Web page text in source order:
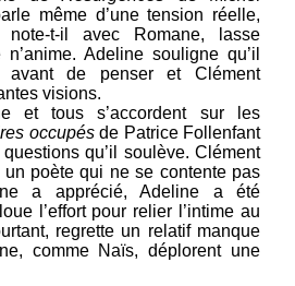
centenaire Maison de
Blémont, rue Ballu, à
jurés lycéens du Prix des
Éline, Lola...
Paris-Plage organise un
avec Écris du
même d’une tension réelle,
t-il avec Romane, lasse
Adeline souligne qu’il
avant de penser et Clément
visions.
et tous s’accordent sur les
occupésde Patrice Follenfant
qu’il soulève. Clément
poète qui ne se contente pas
a apprécié, Adeline a été
l’effort pour relier l’intime au
regrette un relatif manque
comme Naïs, déplorent une